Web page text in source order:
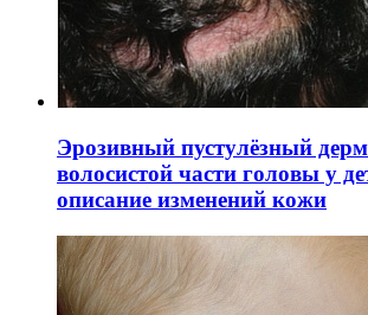
Эрозивный пустулёзный
волосистой части головы у
описание изменений кожи